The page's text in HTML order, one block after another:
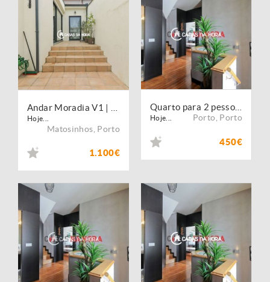
Hoje...
Matosinhos Porto
1.100€
Hoje... Porto Porto
450€